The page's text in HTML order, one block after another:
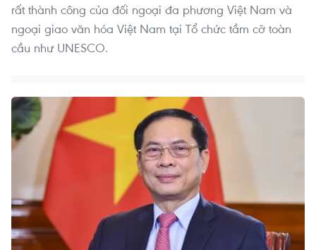
rất thành công của đối ngoại đa phương Việt Nam và
ngoại giao văn hóa Việt Nam tại Tổ chức tầm cỡ toàn
cầu như UNESCO.